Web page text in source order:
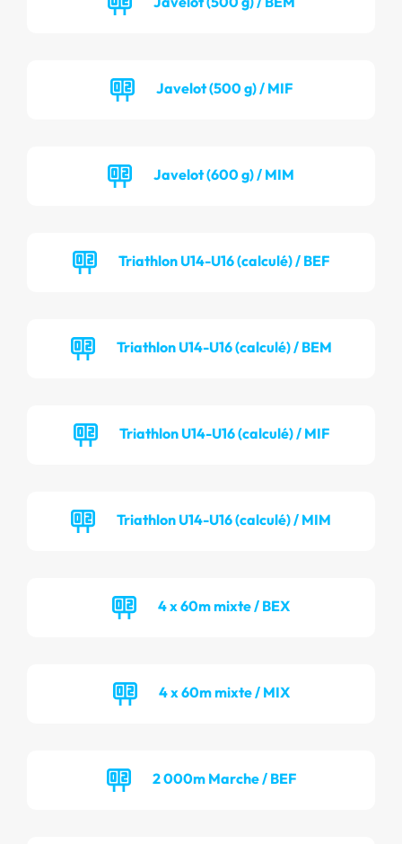
Javelot (500 g) / MIF
Javelot (600 g) / MIM
Triathlon U14-U16 (calculé) / BEF
Triathlon U14-U16 (calculé) / BEM
Triathlon U14-U16 (calculé) / MIF
Triathlon U14-U16 (calculé) / MIM
4 x 60m mixte / BEX
4 x 60m mixte / MIX
2 000m Marche / BEF